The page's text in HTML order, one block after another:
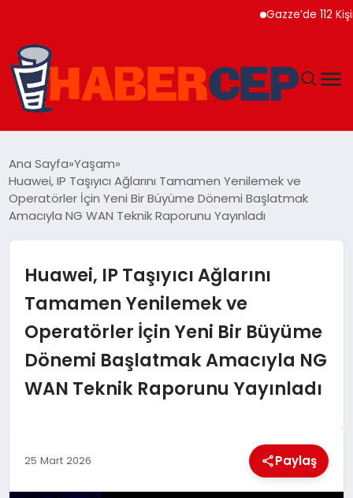
Gazze’de 112 Kişinin
GÜNDEM
EĞITIM
SOSYAL MEDYA
KÜLTÜREL
Ana Sayfa Yaşam
Huawei, IP Taşıyıcı Ağlarını Tamamen Yenilemek ve
Operatörler İçin Yeni Bir Büyüme Dönemi Başlatmak
Amacıyla NG WAN Teknik Raporunu Yayınladı
Huawei, IP Taşıyıcı Ağlarını
Tamamen Yenilemek ve
Operatörler İçin Yeni Bir Büyüme
Dönemi Başlatmak Amacıyla NG
WAN Teknik Raporunu Yayınladı
25 Mart 2026 Paylaş